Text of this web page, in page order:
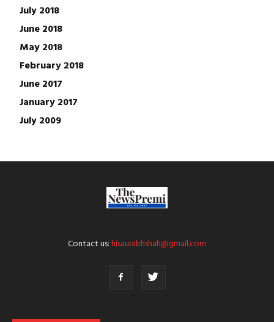
July 2018
June 2018
May 2018
February 2018
June 2017
January 2017
July 2009
Contact us:hisaurabhshah@gmail.com